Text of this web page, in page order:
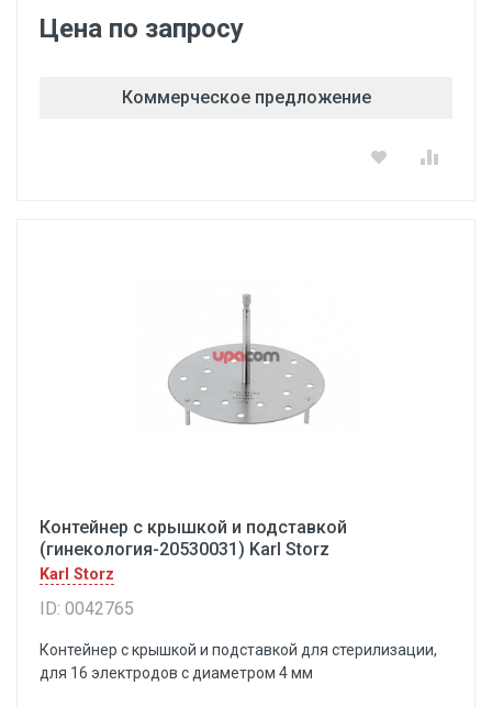
Цена по запросу
Коммерческое предложение
Контейнер с крышкой и подставкой
(гинекология-20530031) Karl Storz
Karl Storz
ID: 0042765
Контейнер с крышкой и подставкой для стерилизации,
для 16 электродов с диаметром 4 мм